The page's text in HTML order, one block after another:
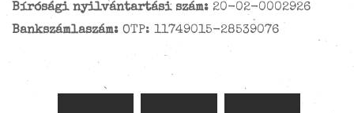
Bírósági nyilvántartási szám: 20-02-0002926
Bankszámlaszám: OTP: 11749015-28539076